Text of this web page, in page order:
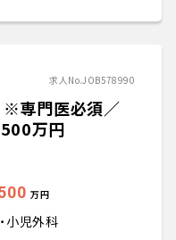
求人No.JOB578990
※専門医必須／
万円
万円
小児外科